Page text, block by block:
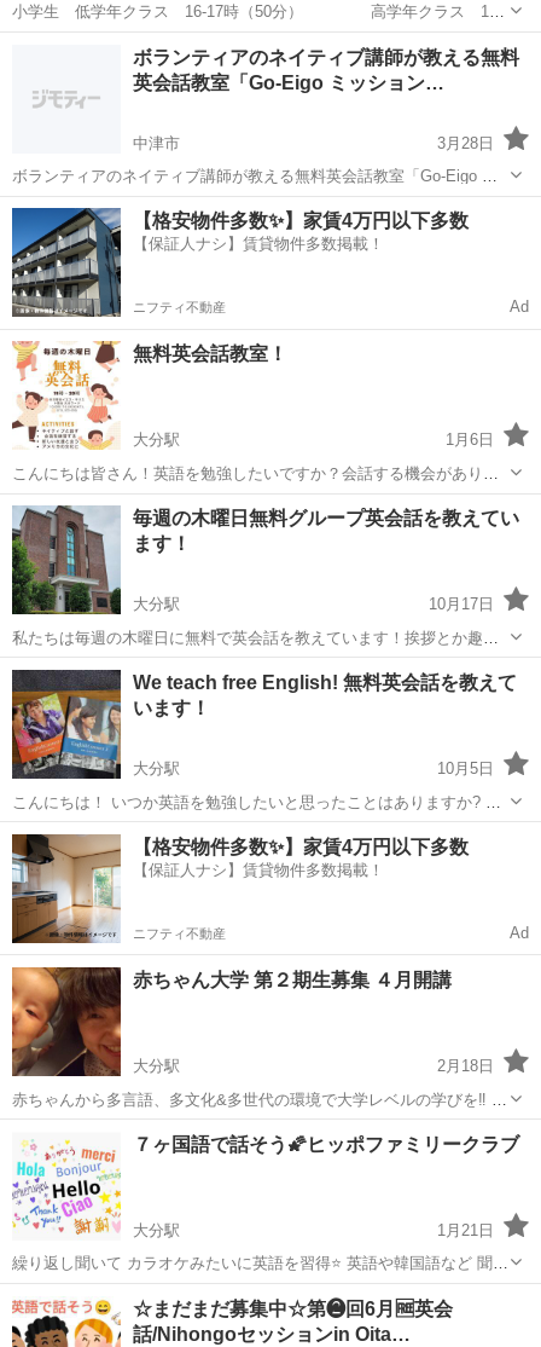
小学生 低学年クラス 16-17時（50分） 高学年クラス 17-
18時（50分） 小学校で習う英語、フォニックス、英文が読めるように
なる、英会話ができるようになるレッスン。 講師はアメリカ5年・イ
公民館
ボランティアのネイティブ講師が教える無料
英会話教室「Go-Eigo ミッション…
中津市
3月28日
ボランティアのネイティブ講師が教える無料英会話教室「Go-Eigo ミ
ッションスクール」の 中津クラスです Go-Eigo ミッションスクールは
60年以上の歴史を持つ無料英会話教室です。主にアメリカから来たボ
ランティア...
大分 中津市 英会話 クラス
【格安物件多数✨】家賃4万円以下多数
【保証人ナシ】賃貸物件多数掲載！
ニフティ不動産 Ad
無料英会話教室！
大分駅
1月6日
こんにちは皆さん！英語を勉強したいですか？会話する機会がありま
せんか？ぜひぜひ一緒に勉強しましょう！私たちは毎週の木曜日の19
時から20時まで無料英会話します～ オンラインレッスンもできます！
メッセージに楽しみにしています！
大分 大分市 大分駅 英会話
毎週の木曜日無料グループ英会話を教えてい
ます！
大分駅
10月17日
私たちは毎週の木曜日に無料で英会話を教えています！挨拶とか趣味
とかについて学ぶことができます！ぜひ、ぺらぺら英語をしゃべれる
アメリカ人と英語を勉強しませんか？ 誰でも参加できます！ 末日聖徒
イエス・キリスト教会のボランテ...
大分 大分市 キリスト教会
We teach free English! 無料英会話を教えて
います！
大分駅
10月5日
こんにちは！ いつか英語を勉強したいと思ったことはありますか? で
も、始めるのが難しくて何から始めればいいのかわからない！ 大丈
夫、無料でネイティブスピーカーから英会話を学ぶことができます。
無料で簡単に始められま...
大分 大分市 大分駅 英会話 無料
【格安物件多数✨】家賃4万円以下多数
【保証人ナシ】賃貸物件多数掲載！
ニフティ不動産 Ad
赤ちゃん大学 第２期生募集 ４月開講
大分駅
2月18日
赤ちゃんから多言語、多文化&多世代の環境で大学レベルの学びを‼️ ゲ
ストの世界の話、体験を聞きます。 楽しいゲームや時には不思議な食
べ物も。。。。お楽しみに💖 環境さえあれば誰でも何語でも話せま
す！！ 親子で多言語自然習...
大分駅 英会話 多言語
７ヶ国語で話そう🌠ヒッポファミリークラブ
大分駅
1月21日
繰り返し聞いて カラオケみたいに英語を習得⭐️ 英語や韓国語など 聞き
慣れた言葉から 話せるようになります💖 旅行、ホームスティ、ワーホ
リ、 留学に向けて、楽しく英語や 多言語を自然習得🎵 #異文化#多文
化#多言語#多世代...
大分 大分市 大分駅 英会話 ヒッポファミリークラブ
☆まだまだ募集中☆第❷回6月🆓英会
話/Nihongoセッションin Oita‪…